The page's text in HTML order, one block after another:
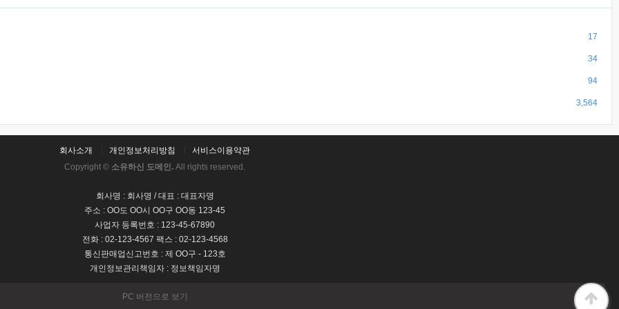
17
34
94
3,564
회사소개 개인정보처리방침
서비스이용약관
Copyright © 소유하신 도메인. All rights reserved.
회사명 : 회사명 / 대표 : 대표자명
주소 : OO도 OO시 OO구 OO동 123-45
사업자 등록번호 : 123-45-67890
전화 : 02-123-4567 팩스 : 02-123-4568
통신판매업신고번호 : 제 OO구 - 123호
개인정보관리책임자 : 정보책임자명
PC 버전으로 보기